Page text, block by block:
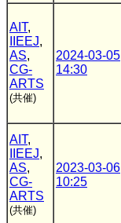
AIT,
IIEEJ,
AS,
CG-
ARTS
(共催)
2024-03-05
14:30
AIT,
IIEEJ,
AS,
CG-
ARTS
(共催)
2023-03-06
10:25